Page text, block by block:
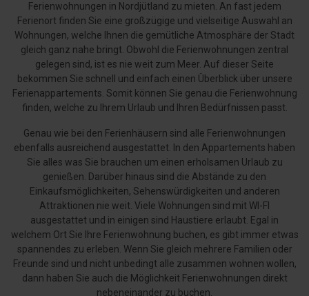
Ferienwohnungen in Nordjütland zu mieten. An fast jedem
Ferienort finden Sie eine großzügige und vielseitige Auswahl an
Wohnungen, welche Ihnen die gemütliche Atmosphäre der Stadt
gleich ganz nahe bringt. Obwohl die Ferienwohnungen zentral
gelegen sind, ist es nie weit zum Meer. Auf dieser Seite
bekommen Sie schnell und einfach einen Überblick über unsere
Ferienappartements. Somit können Sie genau die Ferienwohnung
finden, welche zu Ihrem Urlaub und Ihren Bedürfnissen passt.
Genau wie bei den Ferienhäusern sind alle Ferienwohnungen
ebenfalls ausreichend ausgestattet. In den Appartements haben
Sie alles was Sie brauchen um einen erholsamen Urlaub zu
genießen. Darüber hinaus sind die Abstände zu den
Einkaufsmöglichkeiten, Sehenswürdigkeiten und anderen
Attraktionen nie weit. Viele Wohnungen sind mit WI-FI
ausgestattet und in einigen sind Haustiere erlaubt. Egal in
welchem Ort Sie Ihre Ferienwohnung buchen, es gibt immer etwas
spannendes zu erleben. Wenn Sie gleich mehrere Familien oder
Freunde sind und nicht unbedingt alle zusammen wohnen wollen,
dann haben Sie auch die Möglichkeit Ferienwohnungen direkt
nebeneinander zu buchen.